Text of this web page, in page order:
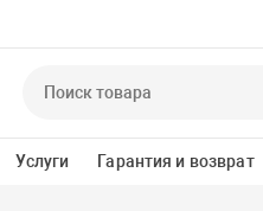
Услуги Гарантия и возврат